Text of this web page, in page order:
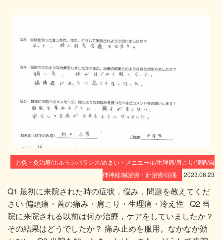
お灸・灸治療/ホルモンバランス/めまい・メニエール/生理痛/肩こり/腰痛/自
律神経/鍼治療・針治療/頭痛
2023.06.23
Q1 最初に来院された時の症状，悩み，問題を教えてくだ
さい 偏頭痛・首の痛み・肩こり・生理痛・冷え性 Q2 当
院に来院される以前は何か治療，ケアをしていましたか？
その結果はどうでしたか？ 痛み止めを服用。なかなか効